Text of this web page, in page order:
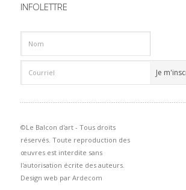
INFOLETTRE
©Le Balcon d'art - Tous droits
réservés. Toute reproduction des
œuvres est interdite sans
l'autorisation écrite des auteurs.
Design web par Ardecom